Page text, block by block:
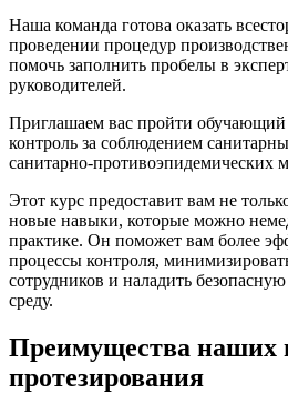
Наша команда готова оказать
проведении процедур
помочь заполнить пробелы в
руководителей.
Приглашаем вас пройти
контроль за соблюдением
санитарно-противоэпидемических
Этот курс предоставит вам не
новые навыки, которые можно
практике. Он поможет вам более
процессы контроля,
сотрудников и наладить
среду.
Преимущества наших
протезирования